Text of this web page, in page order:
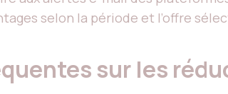
selon la période et l’offre
sur les